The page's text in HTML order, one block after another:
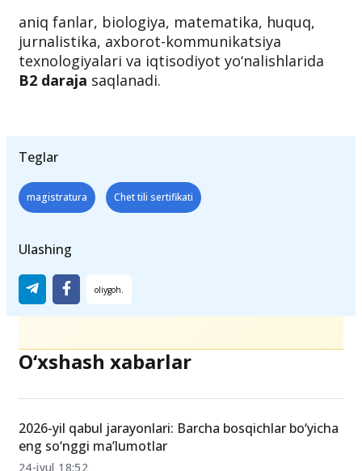
aniq fanlar, biologiya, matematika, huquq,
jurnalistika, axborot-kommunikatsiya
texnologiyalari va iqtisodiyot yo‘nalishlarida
B2 daraja saqlanadi.
Teglar
magistratura Chet tili sertifikati
Ulashing
O‘xshash xabarlar
2026-yil qabul jarayonlari: Barcha bosqichlar bo‘yicha
eng so‘nggi ma’lumotlar
24-iyul 18:52